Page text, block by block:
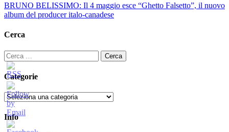
BRUNO BELISSIMO: Il 4 maggio esce “Ghetto Falsetto”, il nuovo
album del producer italo-canadese
Cerca
Ricerca
per:
Categorie
Categorie
Info